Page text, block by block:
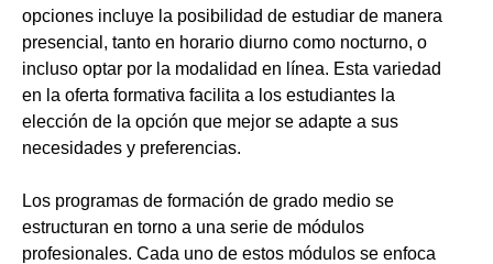
opciones incluye la posibilidad de estudiar de manera
presencial, tanto en horario diurno como nocturno, o
incluso optar por la modalidad en línea. Esta variedad
en la oferta formativa facilita a los estudiantes la
elección de la opción que mejor se adapte a sus
necesidades y preferencias.
Los programas de formación de grado medio se
estructuran en torno a una serie de módulos
profesionales. Cada uno de estos módulos se enfoca